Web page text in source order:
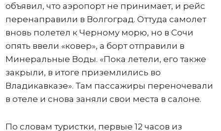
объявил, что аэропорт не принимает, и рейс
перенаправили в Волгоград. Оттуда самолет
вновь полетел к Черному морю, но в Сочи
опять ввели «ковер», а борт отправили в
Минеральные Воды. «Пока летели, его также
закрыли, в итоге приземлились во
Владикавказе». Там пассажиры переночевали
в отеле и снова заняли свои места в салоне.
По словам туристки, первые 12 часов из